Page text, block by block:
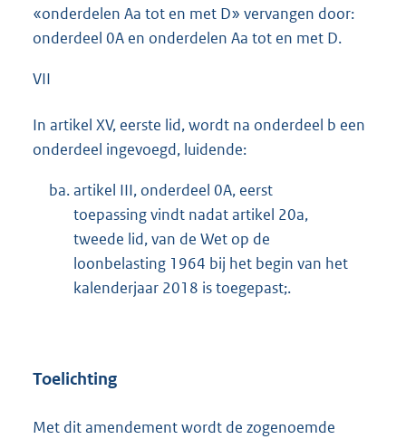
«onderdelen Aa tot en met D» vervangen door:
onderdeel 0A en onderdelen Aa tot en met D.
VII
In artikel XV, eerste lid, wordt na onderdeel b een
onderdeel ingevoegd, luidende:
ba.artikel III, onderdeel 0A, eerst
toepassing vindt nadat artikel 20a,
tweede lid, van de Wet op de
loonbelasting 1964 bij het begin van het
kalenderjaar 2018 is toegepast;.
Toelichting
Met dit amendement wordt de zogenoemde